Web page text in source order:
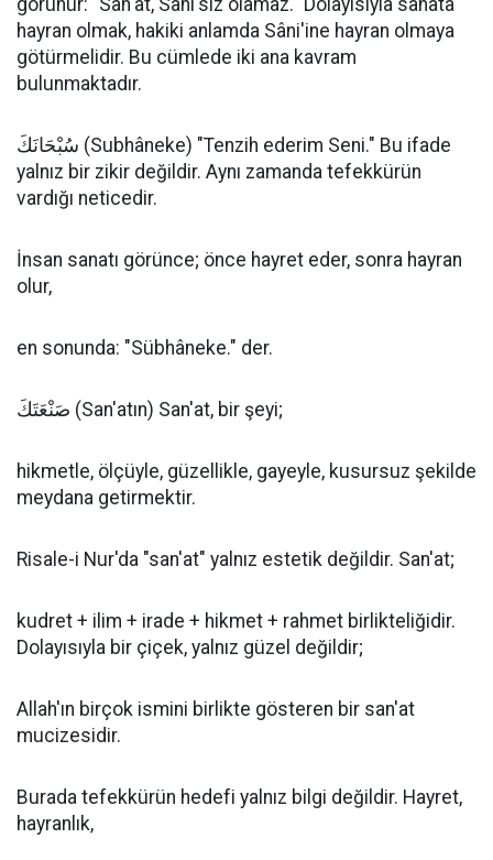
görünür: "San'at, Sâni'siz olamaz." Dolayısıyla sanata
hayran olmak, hakiki anlamda Sâni'ine hayran olmaya
götürmelidir. Bu cümlede iki ana kavram
bulunmaktadır.
سُبْحَانَكَ (Subhâneke) "Tenzih ederim Seni." Bu ifade
yalnız bir zikir değildir. Aynı zamanda tefekkürün
vardığı neticedir.
İnsan sanatı görünce; önce hayret eder, sonra hayran
olur,
en sonunda: "Sübhâneke." der.
صَنْعَتَكَ (San'atın) San'at, bir şeyi;
hikmetle, ölçüyle, güzellikle, gayeyle, kusursuz şekilde
meydana getirmektir.
Risale-i Nur'da "san'at" yalnız estetik değildir. San'at;
kudret + ilim + irade + hikmet + rahmet birlikteliğidir.
Dolayısıyla bir çiçek, yalnız güzel değildir;
Allah'ın birçok ismini birlikte gösteren bir san'at
mucizesidir.
Burada tefekkürün hedefi yalnız bilgi değildir. Hayret,
hayranlık,